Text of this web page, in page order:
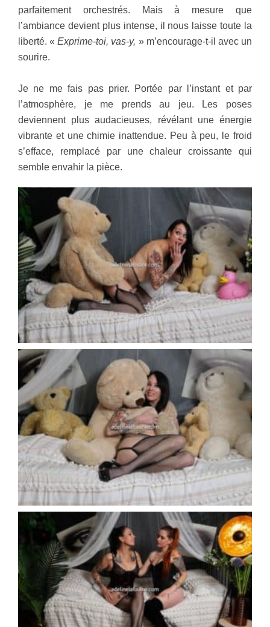
parfaitement orchestrés. Mais à mesure que
l’ambiance devient plus intense, il nous laisse toute la
liberté. «Exprime-toi, vas-y, » m’encourage-t-il avec un
sourire.
Je ne me fais pas prier. Portée par l’instant et par
l’atmosphère, je me prends au jeu. Les poses
deviennent plus audacieuses, révélant une énergie
vibrante et une chimie inattendue. Peu à peu, le froid
s’efface, remplacé par une chaleur croissante qui
semble envahir la pièce.